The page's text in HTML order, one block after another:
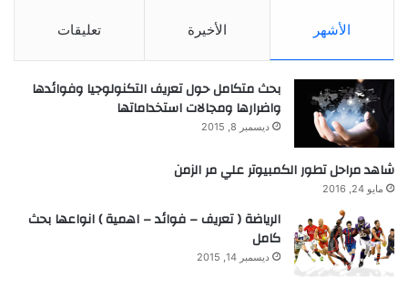
الأشهر الأخيرة تعليقات
بحث متكامل حول تعريف التكنولوجيا وفوائدها
واضرارها ومجالات استخداماتها
ديسمبر 8, 2015
شاهد مراحل تطور الكمبيوتر علي مر الزمن
مايو 24, 2016
الرياضة ( تعريف – فوائد – اهمية ) انواعها بحث
كامل
ديسمبر 14, 2015